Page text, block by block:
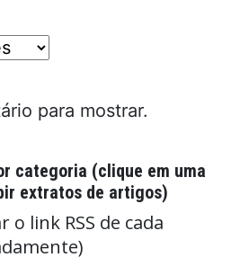
para mostrar.
categoria (clique em uma
extratos de artigos)
o link RSS de cada